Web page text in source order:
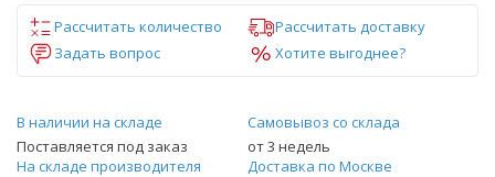
Рассчитать количество
Рассчитать доставку
Задать вопрос
Хотите выгоднее?
В наличии на складе
Поставляется под заказ
Самовывоз со склада
от 3 недель
На складе производителя
Доставка по Москве